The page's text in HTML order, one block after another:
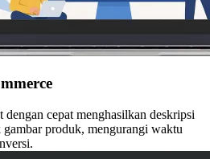
dengan cepat menghasilkan deskripsi
produk, mengurangi waktu